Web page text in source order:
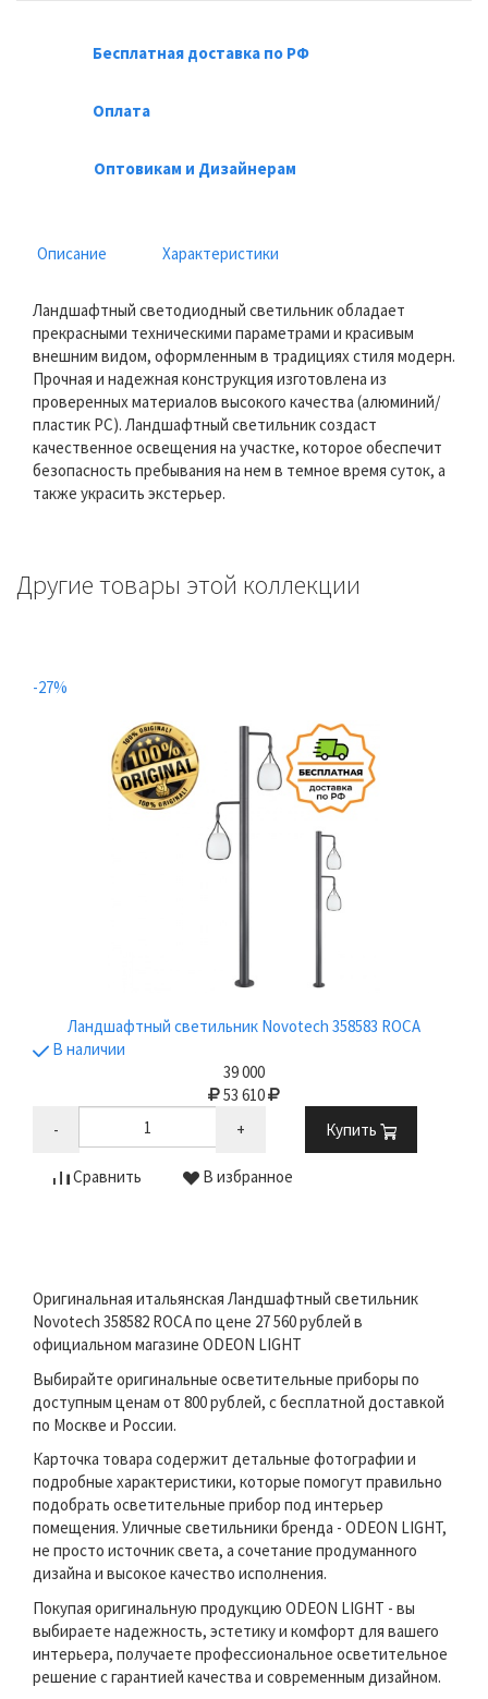
Бесплатная доставка по РФ
Оплата
Оптовикам и Дизайнерам
Описание Характеристики
Ландшафтный светодиодный светильник обладает
прекрасными техническими параметрами и красивым
внешним видом, оформленным в традициях стиля модерн.
Прочная и надежная конструкция изготовлена из
проверенных материалов высокого качества (алюминий/
пластик РС). Ландшафтный светильник создаст
качественное освещения на участке, которое обеспечит
безопасность пребывания на нем в темное время суток, а
также украсить экстерьер.
Другие товары этой коллекции
-27%
Ландшафтный светильник Novotech 358583 ROCA
В наличии
39 000
53 610
-
+ Купить
Сравнить В избранное
Оригинальная итальянская Ландшафтный светильник
Novotech 358582 ROCA по цене 27 560 рублей в
официальном магазине ODEON LIGHT
Выбирайте оригинальные осветительные приборы по
доступным ценам от 800 рублей, с бесплатной доставкой
по Москве и России.
Карточка товара содержит детальные фотографии и
подробные характеристики, которые помогут правильно
подобрать осветительные прибор под интерьер
помещения. Уличные светильники бренда - ODEON LIGHT,
не просто источник света, а сочетание продуманного
дизайна и высокое качество исполнения.
Покупая оригинальную продукцию ODEON LIGHT - вы
выбираете надежность, эстетику и комфорт для вашего
интерьера, получаете профессиональное осветительное
решение с гарантией качества и современным дизайном.